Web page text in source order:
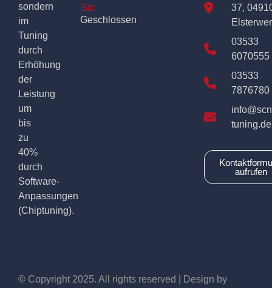
sondern
im
Tuning
durch
Erhöhung
der
Leistung
um
bis
zu
40%
durch
Software-
Anpassungen
(Chiptuning).
So:
Geschlossen
37,
03533
6070555
03533
7876780
tuning.de
aufrufen
© Copyright 2025. All rights reserved | Design by